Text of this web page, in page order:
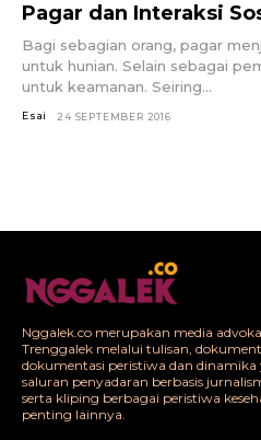
Pagar dan Interaksi
Bagi sebagian orang, pagar
untuk hunian. Selain sebagai
untuk keamanan. Seiring...
Esai 24 SEPTEMBER 2016
Nggalek.co merupakan media
Trenggalek melalui tulisan,
dokumentasi peristiwa dan dinamika
saluran penyadaran berbasis
serta kliping berbagai peristiwa
penting lainnya.